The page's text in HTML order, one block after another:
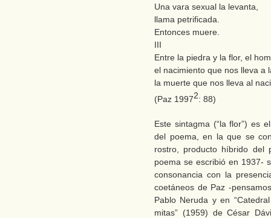
Una vara sexual la levanta,
llama petrificada.
Entonces muere.
III
Entre la piedra y la flor, el
el nacimiento que nos lleva a
la muerte que nos lleva al
(Paz 19972: 88)
Este sintagma (“la flor”) es
del poema, en la que se
rostro, producto híbrido del
poema se escribió en 1937-
consonancia con la
coetáneos de Paz -
Pablo Neruda y en
mitas” (1959) de César